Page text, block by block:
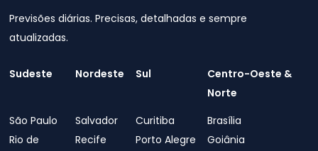
Previsões diárias. Precisas, detalhadas e sempre
atualizadas.
Sudeste
São Paulo
Rio de
Nordeste
Salvador
Recife
Sul
Curitiba
Porto Alegre
Centro-Oeste &
Norte
Brasília
Goiânia